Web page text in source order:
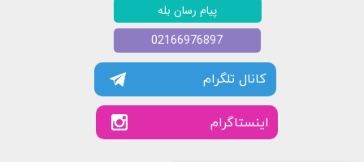
کانال تلگرام
​​اینستاگرام
پیام رسان بله
02166976897